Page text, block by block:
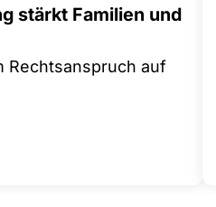
stärkt Familien und
Rechtsanspruch auf